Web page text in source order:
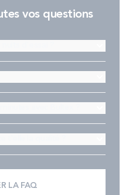
vos questions
LA FAQ